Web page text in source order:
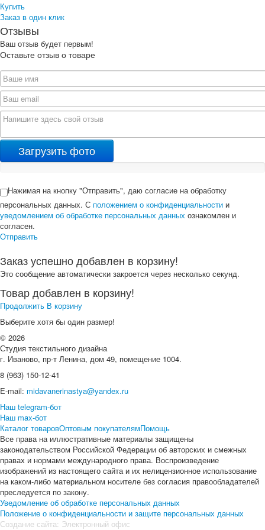
Купить
Заказ в один клик
Отзывы
Ваш отзыв будет первым!
Оставьте отзыв о товаре
Загрузить фото
Нажимая на кнопку "Отправить", даю согласие на обработку
персональных данных. С положением о конфиденциальности и
уведомлением об обработке персональных данных ознакомлен и
согласен.
Отправить
Заказ успешно добавлен в корзину!
Это сообщение автоматически закроется через несколько секунд.
Товар добавлен в корзину!
Продолжить В корзину
Выберите хотя бы один размер!
© 2026
Студия текстильного дизайна
г. Иваново, пр-т Ленина, дом 49, помещение 1004.
8 (963) 150-12-41
E-mail: midavanerinastya@yandex.ru
Наш telegram-бот
Наш max-бот
Каталог товаровОптовым покупателямПомощь
Все права на иллюстративные материалы защищены
законодательством Российской Федерации об авторских и смежных
правах и нормами международного права. Воспроизведение
изображений из настоящего сайта и их нелицензионное использование
на каком-либо материальном носителе без согласия правообладателей
преследуется по закону.
Уведомление об обработке персональных данных
Положение о конфиденциальности и защите персональных данных
Создание сайта: Электронный офис